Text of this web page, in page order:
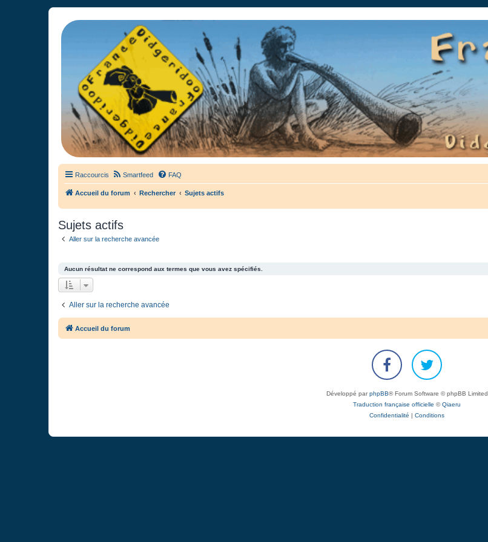
France Didgeridoo
Didgeridoo et Guimbarde sur France Didgeridoo - retrouvez la communauté.
Raccourcis Smartfeed FAQ
Accueil du forum Rechercher Sujets actifs
Sujets actifs
Aller sur la recherche avancée
Aucun résultat ne correspond aux termes que vous avez spécifiés.
Aller sur la recherche avancée
Accueil du forum
Développé parphpBB® Forum Software © phpBB Limited
Traduction française officielle ©Qiaeru
Confidentialité | Conditions